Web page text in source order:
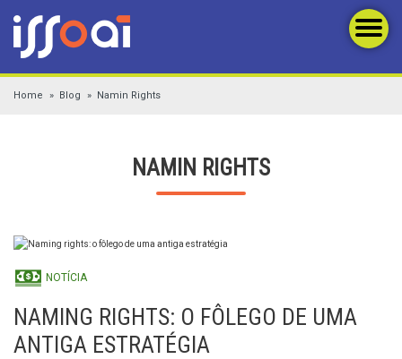
Home Blog Namin Rights
NAMIN RIGHTS
NOTÍCIA
NAMING RIGHTS: O FÔLEGO DE UMA
ANTIGA ESTRATÉGIA